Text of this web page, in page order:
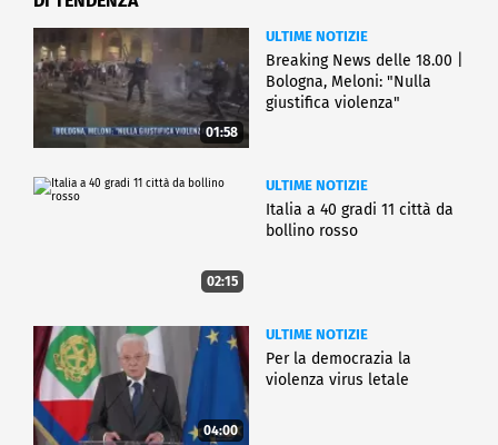
01:58
ULTIME NOTIZIE
Breaking News delle 18.00 |
Bologna, Meloni: "Nulla
giustifica violenza"
02:15
ULTIME NOTIZIE
Italia a 40 gradi 11 città da
bollino rosso
04:00
ULTIME NOTIZIE
Per la democrazia la
violenza virus letale